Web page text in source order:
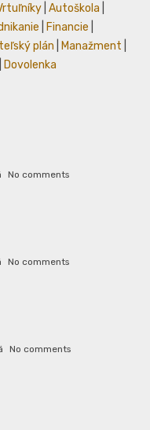
Autoškola
Financie
plán Manažment
Dovolenka
No comments
No comments
No comments